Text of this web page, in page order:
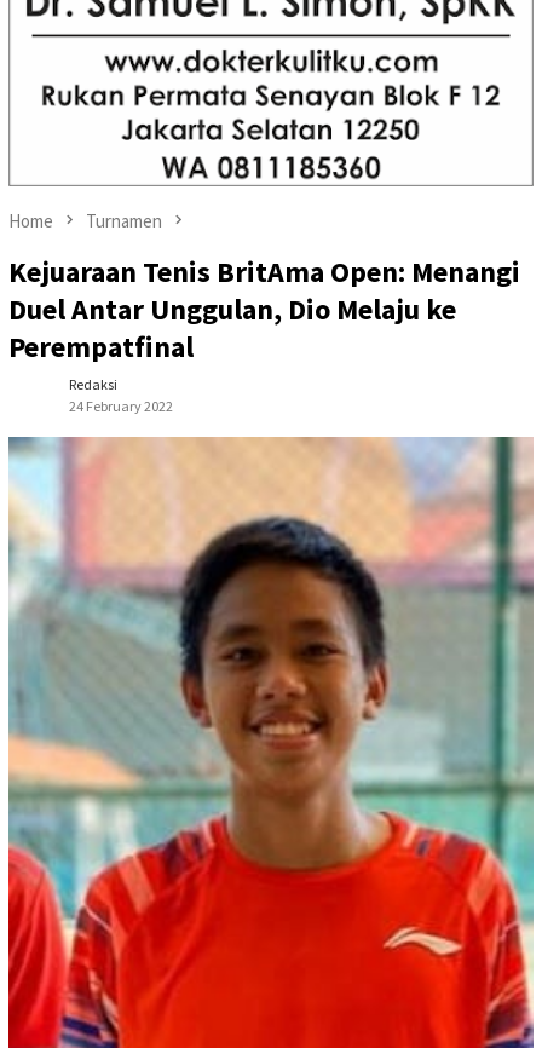
Home Turnamen
Kejuaraan Tenis BritAma Open: Menangi
Duel Antar Unggulan, Dio Melaju ke
Perempatfinal
Redaksi
24 February 2022